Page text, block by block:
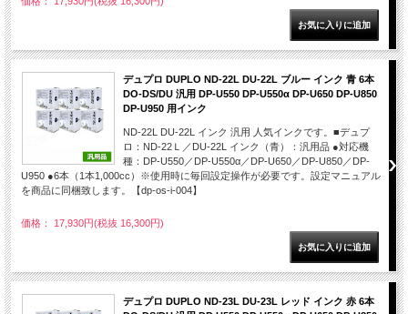
デュプロ DUPLO ND-22L DU-22L ブルー インク 青 6本
DO-DS/DU 汎用 DP-U550 DP-U550α DP-U650 DP-U850
DP-U950 用インク
ND-22L DU-22L インク 汎用 人気インクです。■デュプ
ロ：ND-22Ｌ／DU-22L インク（青）：汎用品 ●対応機
種：DP-U550／DP-U550α／DP-U650／DP-U850／DP-
U950 ●6本（1本1,000cc）※使用時に毎回設定操作が必要です。設定マニュアル
を商品に同梱致します。【dp-os-i-004】
価格： 17,930円(税抜 16,300円)
デュプロ DUPLO ND-23L DU-23L レッド インク 赤 6本